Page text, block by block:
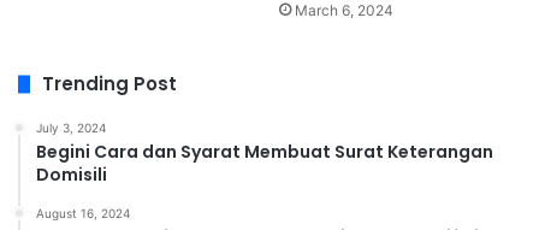
March 6, 2024
Trending Post
July 3, 2024
Begini Cara dan Syarat Membuat Surat Keterangan
Domisili
August 16, 2024